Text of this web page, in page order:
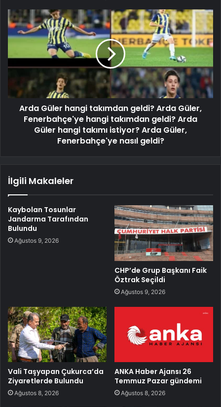
Arda Güler hangi takımdan geldi? Arda Güler,
Fenerbahçe'ye hangi takımdan geldi? Arda
Güler hangi takımı istiyor? Arda Güler,
Fenerbahçe'ye nasıl geldi?
İlgili Makaleler
Kaybolan Tosunlar
Jandarma Tarafından
Bulundu
Ağustos 9, 2026
CHP’de Grup Başkanı Faik
Öztrak Seçildi
Ağustos 9, 2026
Vali Taşyapan Çukurca’da
Ziyaretlerde Bulundu
Ağustos 8, 2026
ANKA Haber Ajansı 26
Temmuz Pazar gündemi
Ağustos 8, 2026